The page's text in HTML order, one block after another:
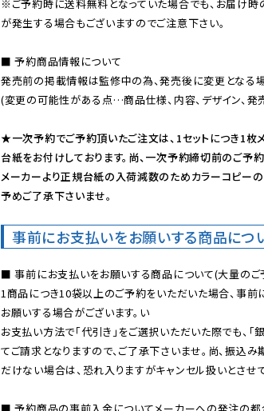
※ご予約時に送料無料となっていた場合でも、お届け時
が発生する場合もございますのでご注意下さい。
■ 予約商品情報について
発売前の掲載情報は監修中の為、発売後に変更となる場
(変更の可能性がある点…商品仕様、内容、デザイン、発
★一次予約でご予約頂いたご注文は、1セットにつき1枚
台紙をお付けしております。尚、一次予約締切前のご予約
メーカーより正規台紙の入荷減数のためカラーコピーの
予めご了承下さいませ。
事前にお支払いをお願いする商品につ
■ 事前にお支払いをお願いする商品について(大量のご
1商品につき10袋以上のご予約をいただいた場合、事前
お願いする場合がございます。い
お支払い方法で「代引き」をご選択いただいた際でも、「
てご請求となりますので、ご了承下さいませ。尚、振込
だけない場合は、恐れ入りますがキャンセル扱いとさせて